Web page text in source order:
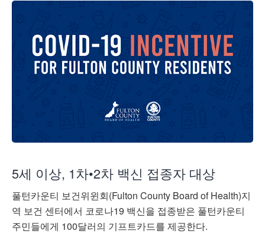
5세 이상, 1차•2차 백신 접종자 대상
풀턴카운티 보건위윈회(Fulton County Board of Health)지
역 보건 센터에서 코로나19 백신을 접종받은 풀턴카운티
주민들에게 100달러의 기프트카드를 제공한다.